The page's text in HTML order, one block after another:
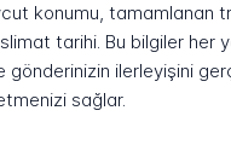
konumu, tamamlanan
tarihi. Bu bilgiler her
gönderinizin ilerleyişini
sağlar.